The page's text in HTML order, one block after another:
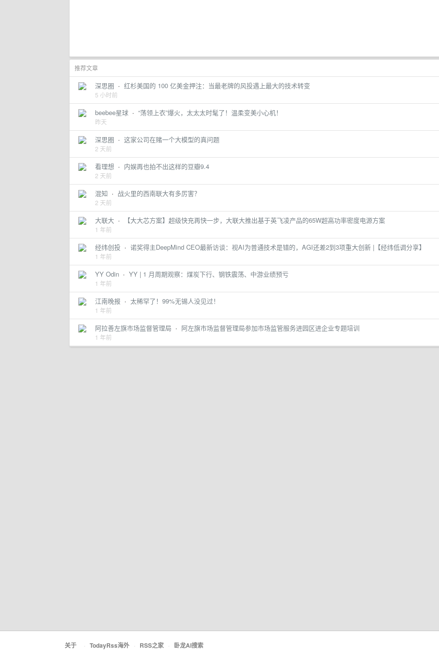
推荐文章
深思圈 · 红杉美国的 100 亿美金押注：当最老牌的风投遇上最大的技术转变
5 小时前
beebee星球 · “荡领上衣”爆火，太太太时髦了！温柔变美小心机！
昨天
深思圈 · 这家公司在赌一个大模型的真问题
2 天前
看理想 · 内娱再也拍不出这样的豆瓣9.4
2 天前
混知 · 战火里的西南联大有多厉害？
2 天前
大联大 · 【大大芯方案】超级快充再快一步，大联大推出基于英飞凌产品的65W超高功率密度电源方案
1 年前
经纬创投 · 诺奖得主DeepMind CEO最新访谈：视AI为普通技术是错的，AGI还差2到3项重大创新 |【经纬低调分享】
1 年前
YY Odin · YY | 1 月周期观察：煤炭下行、钢铁震荡、中游业绩预亏
1 年前
江南晚报 · 太稀罕了！99%无锡人没见过！
1 年前
阿拉善左旗市场监督管理局 · 阿左旗市场监督管理局参加市场监管服务进园区进企业专题培训
1 年前
关于 · TodayRss海外 · RSS之家 · 卧龙AI搜索